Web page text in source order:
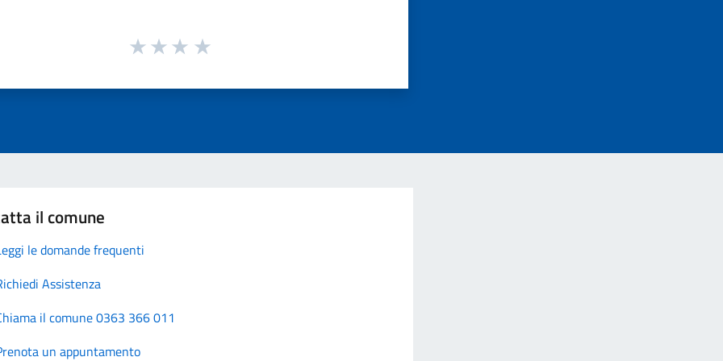
il comune
le domande frequenti
Assistenza
il comune 0363 366 011
un appuntamento